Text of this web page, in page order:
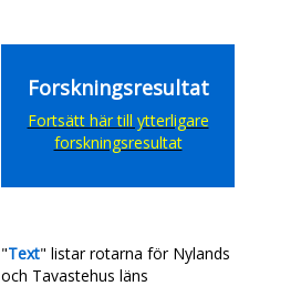
Forskningsresultat
Fortsätt här till ytterligare
forskningsresultat
"Text" listar rotarna för Nylands
och Tavastehus läns